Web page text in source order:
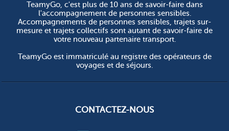
TeamyGo, c'est plus de 10 ans de savoir-faire dans
l'accompagnement de personnes sensibles.
Accompagnements de personnes sensibles, trajets sur-
mesure et trajets collectifs sont autant de savoir-faire de
votre nouveau partenaire transport.
TeamyGo est immatriculé au registre des opérateurs de
voyages et de séjours.
CONTACTEZ-NOUS